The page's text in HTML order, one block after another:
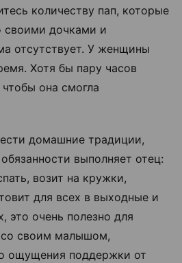
количеству пап, которые
своими дочками и
отсутствует. У женщины
Хотя бы пару часов
она смогла
домашние традиции,
выполняет отец:
возит на кружки,
для всех в выходные и
это очень полезно для
со своим малышом,
ощущения поддержки от